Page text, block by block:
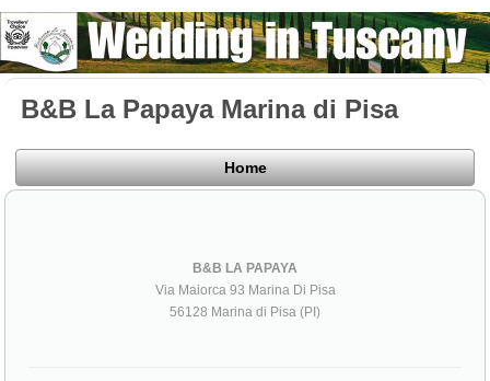
B&B La Papaya Marina di Pisa
Home
B&B LA PAPAYA
Via Maiorca 93 Marina Di Pisa
56128 Marina di Pisa (PI)